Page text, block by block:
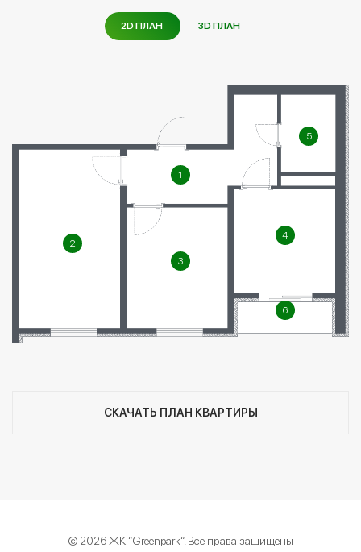
2D ПЛАН 3D ПЛАН
1
2
3
4
5
6
СКАЧАТЬ ПЛАН КВАРТИРЫ
© 2026 ЖК “Greenpark“. Все права защищены